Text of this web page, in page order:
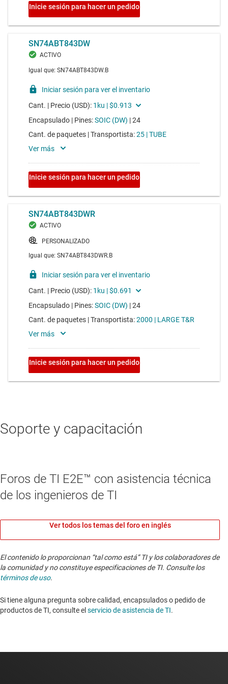
Soporte y capacitación
Foros de TI E2E™ con asistencia técnica
de los ingenieros de TI
Ver todos los temas del foro en inglés
El contenido lo proporcionan “tal como está” TI y los colaboradores de
la comunidad y no constituye especificaciones de TI. Consulte los
términos de uso.
Si tiene alguna pregunta sobre calidad, encapsulados o pedido de
productos de TI, consulte el servicio de asistencia de TI. ​​​​​​​​​​​​​​